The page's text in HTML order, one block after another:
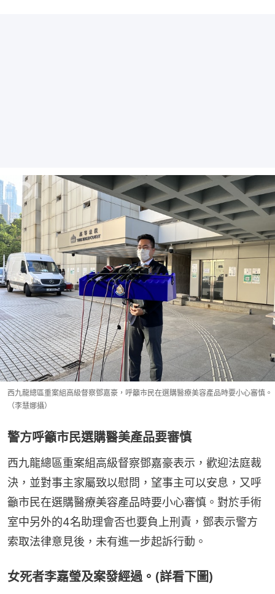
西九龍總區重案組高級督察鄧嘉豪，呼籲市民在選購醫療美容產品時要小心審慎。
（李慧娜攝）
警方呼籲市民選購醫美產品要審慎
西九龍總區重案組高級督察鄧嘉豪表示，歡迎法庭裁
決，並對事主家屬致以慰問，望事主可以安息，又呼
籲市民在選購醫療美容產品時要小心審慎。對於手術
室中另外的4名助理會否也要負上刑責，鄧表示警方
索取法律意見後，未有進一步起訴行動。
女死者李嘉瑩及案發經過。(詳看下圖)